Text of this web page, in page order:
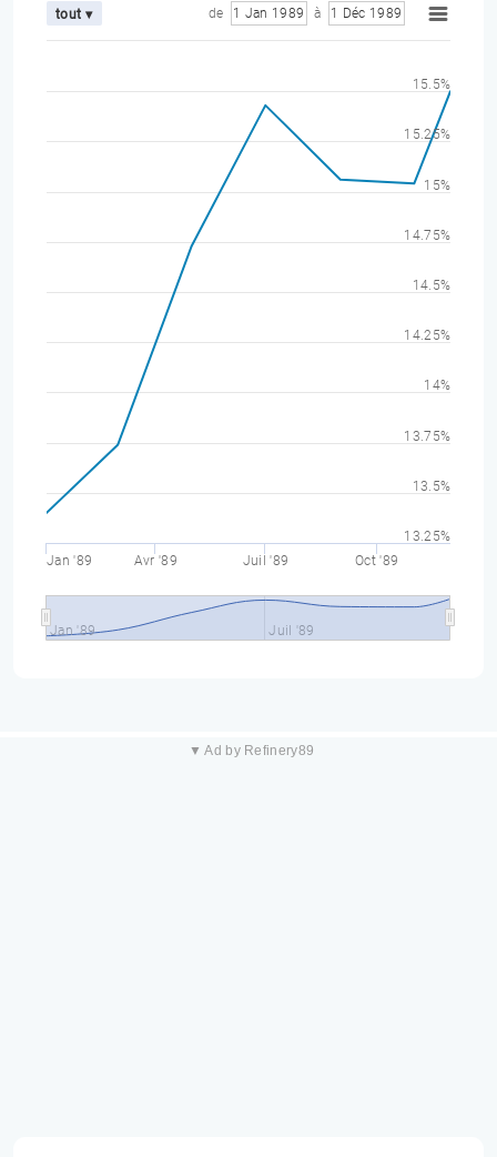
tout ▾ de 1 Jan 1989 à 1 Déc 1989
Jan '89 Avr '89 Juil '89 Oct '89
Jan '89 Juil '89
13.25%
13.5%
13.75%
14%
14.25%
14.5%
14.75%
15%
15.25%
15.5%
▼ Ad by Refinery89